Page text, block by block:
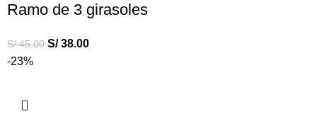
Ramo de 3 girasoles
S/45.00 S/38.00
-23%